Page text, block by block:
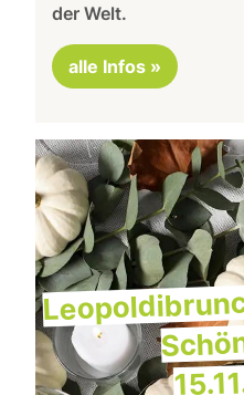
der Welt.
alle Infos »